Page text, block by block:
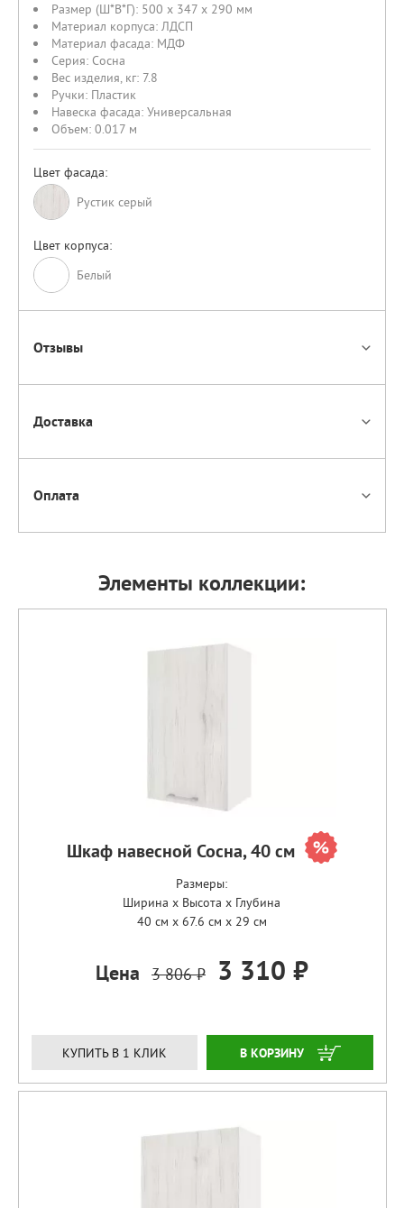
Размер (Ш*В*Г): 500 x 347 x 290 мм
Материал корпуса: ЛДСП
Материал фасада: МДФ
Серия: Сосна
Вес изделия, кг: 7.8
Ручки: Пластик
Навеска фасада: Универсальная
Объем: 0.017 м
Цвет фасада:
Рустик серый
Цвет корпуса:
Белый
Отзывы
Доставка
Оплата
Элементы коллекции:
Шкаф навесной Сосна, 40 см
Размеры:
Ширина x Высота x Глубина
40 см x 67.6 см x 29 см
Цена 3 806 ₽ 3 310 ₽
КУПИТЬ В 1 КЛИК ЗАКАЗАТЬ